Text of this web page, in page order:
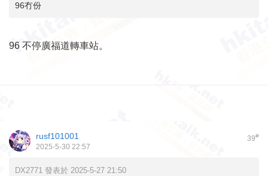
96冇份
96 不停廣福道轉車站。
39#
rusf101001
2025-5-30 22:57
DX2771 發表於 2025-5-27 21:50